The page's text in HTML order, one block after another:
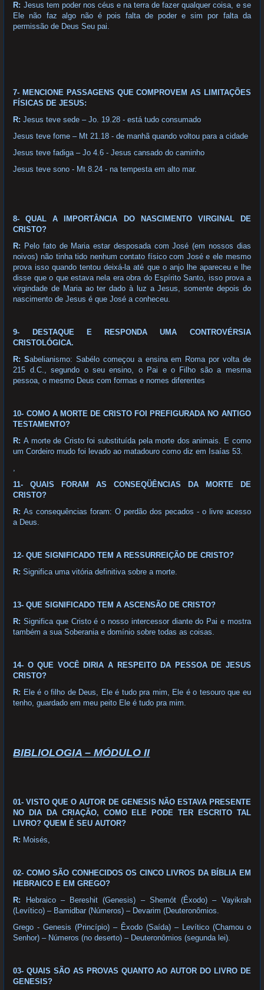
R: Jesus tem poder nos céus e na terra de fazer qualquer coisa, e se
Ele não faz algo não é pois falta de poder e sim por falta da
permissão de Deus Seu pai.
7- MENCIONE PASSAGENS QUE COMPROVEM AS LIMITAÇÕES
FÍSICAS DE JESUS:
R:Jesus teve sede – Jo. 19.28 - está tudo consumado
Jesus teve fome – Mt 21.18 - de manhã quando voltou para a cidade
Jesus teve fadiga – Jo 4.6 - Jesus cansado do caminho
Jesus teve sono - Mt 8.24 - na tempesta em alto mar.
8- QUAL A IMPORTÂNCIA DO NASCIMENTO VIRGINAL DE
CRISTO?
R: Pelo fato de Maria estar desposada com José (em nossos dias
noivos) não tinha tido nenhum contato físico com José e ele mesmo
prova isso quando tentou deixá-la até que o anjo lhe apareceu e lhe
disse que o que estava nela era obra do Espírito Santo, isso prova a
virgindade de Maria ao ter dado à luz a Jesus, somente depois do
nascimento de Jesus é que José a conheceu.
9- DESTAQUE E RESPONDA UMA CONTROVÉRSIA
CRISTOLÓGICA.
R: Sabelianismo: Sabélo começou a ensina em Roma por volta de
215 d.C., segundo o seu ensino, o Pai e o Filho são a mesma
pessoa, o mesmo Deus com formas e nomes diferentes
10- COMO A MORTE DE CRISTO FOI PREFIGURADA NO ANTIGO
TESTAMENTO?
R:A morte de Cristo foi substituída pela morte dos animais. E como
um Cordeiro mudo foi levado ao matadouro como diz em Isaías 53.
,
11- QUAIS FORAM AS CONSEQÜÊNCIAS DA MORTE DE
CRISTO?
R:As consequências foram: O perdão dos pecados - o livre acesso
a Deus.
12- QUE SIGNIFICADO TEM A RESSURREIÇÃO DE CRISTO?
R: Significa uma vitória definitiva sobre a morte.
13- QUE SIGNIFICADO TEM A ASCENSÃO DE CRISTO?
R: Significa que Cristo é o nosso intercessor diante do Pai e mostra
também a sua Soberania e domínio sobre todas as coisas.
14- O QUE VOCÊ DIRIA A RESPEITO DA PESSOA DE JESUS
CRISTO?
R: Ele é o filho de Deus, Ele é tudo pra mim, Ele é o tesouro que eu
tenho, guardado em meu peito Ele é tudo pra mim.
BIBLIOLOGIA – MÓDULO II
01- VISTO QUE O AUTOR DE GENESIS NÃO ESTAVA PRESENTE
NO DIA DA CRIAÇÃO, COMO ELE PODE TER ESCRITO TAL
LIVRO? QUEM É SEU AUTOR?
R: Moisés,
02- COMO SÃO CONHECIDOS OS CINCO LIVROS DA BÍBLIA EM
HEBRAICO E EM GREGO?
R:
Hebraico – Bereshit (Genesis) – Shemót (Êxodo) – Vayikrah
(Levítico) – Bamidbar (Números) – Devarim (Deuteronômios.
Grego - Genesis (Princípio) – Êxodo (Saída) – Levítico (Chamou o
Senhor) – Números (no deserto) – Deuteronômios (segunda lei).
03- QUAIS SÃO AS PROVAS QUANTO AO AUTOR DO LIVRO DE
GENESIS?